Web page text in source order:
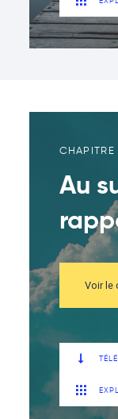
CHAPITRE
Au
Voir le